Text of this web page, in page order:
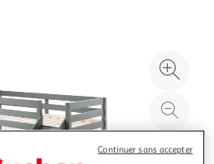
à
Continuer sans accepter